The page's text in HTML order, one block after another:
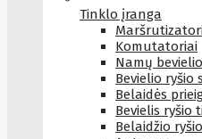
Tinklo įranga
Komutatoriai
Namų
Bevielio
Belaidės
Bevielis ryšio
Belaidžio